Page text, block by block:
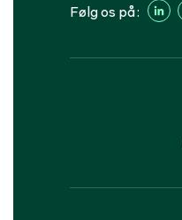
Følg os på: